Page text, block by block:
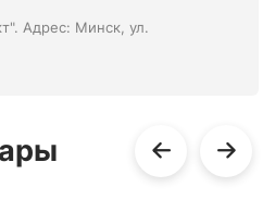
Адрес: Минск, ул.